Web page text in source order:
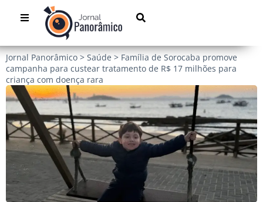
Jornal Panorâmico > Saúde > Família de Sorocaba promove
campanha para custear tratamento de R$ 17 milhões para
criança com doença rara